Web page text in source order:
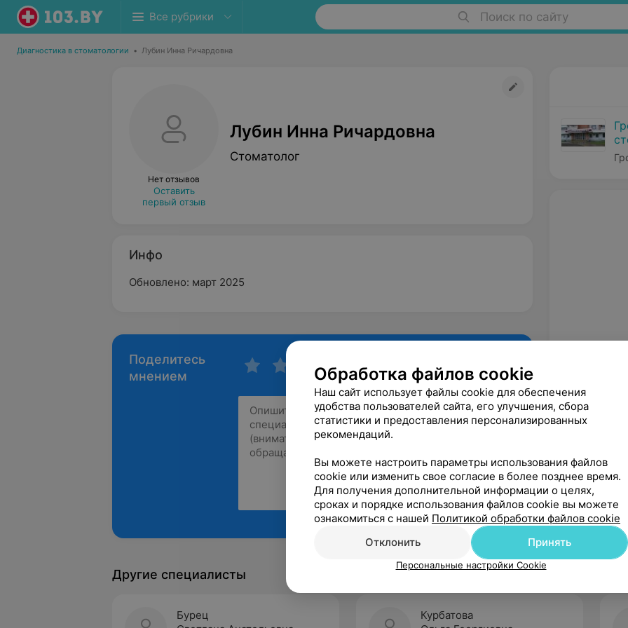
Все рубрики Поиск по сайту
Диагностика в стоматологии • Лубин Инна Ричардовна
Нет отзывов
Оставить
первый отзыв
Лубин Инна Ричардовна
Стоматолог
Инфо
Обновлено: март 2025
Поделитесь
мнением
Рекомендую
Другие специалисты
Бурец
Курбатова
Обработка файлов cookie
Наш сайт использует файлы cookie для обеспечения
удобства пользователей сайта, его улучшения, сбора
статистики и предоставления персонализированных
рекомендаций.
Вы можете настроить параметры использования файлов
cookie или изменить свое согласие в более позднее время.
Для получения дополнительной информации о целях,
сроках и порядке использования файлов cookie вы можете
ознакомиться с нашей Политикой обработки файлов cookie
Отклонить
Принять
Персональные настройки Cookie